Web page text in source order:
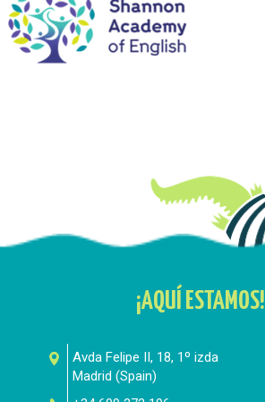
¡AQUÍ ESTAMOS!
Avda Felipe II, 18, 1º izda
Madrid (Spain)